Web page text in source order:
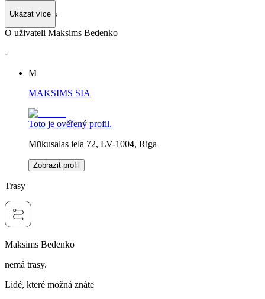
Ukázat více
O uživateli Maksims Bedenko
-
M
MAKSIMS SIA
Toto je ověřený profil.
Mūkusalas iela 72, LV-1004, Riga
Zobrazit profil
Trasy
Maksims Bedenko
nemá trasy.
Lidé, které možná znáte